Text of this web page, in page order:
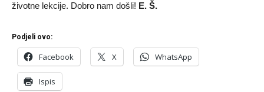
životne lekcije. Dobro nam došli! E. Š.
Podjeli ovo:
Facebook X WhatsApp
Ispis